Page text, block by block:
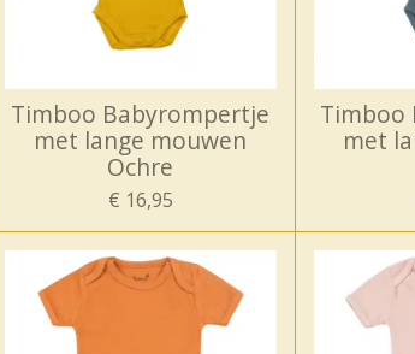
Timboo Babyrompertje
met lange mouwen
Ochre
€ 16,95
Timboo
met